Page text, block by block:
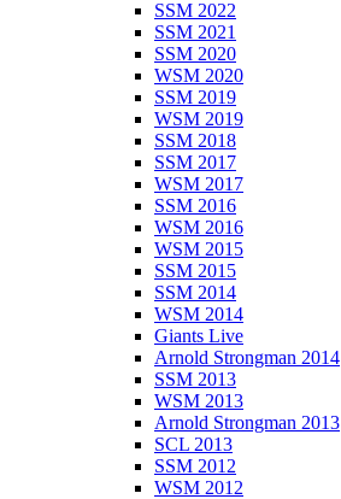
SSM 2022
SSM 2021
SSM 2020
WSM 2020
SSM 2019
WSM 2019
SSM 2018
SSM 2017
WSM 2017
SSM 2016
WSM 2016
WSM 2015
SSM 2015
SSM 2014
WSM 2014
Giants Live
Arnold Strongman 2014
SSM 2013
WSM 2013
Arnold Strongman 2013
SCL 2013
SSM 2012
WSM 2012